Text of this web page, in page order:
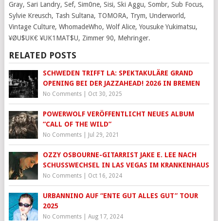
Gray, Sari Landry, Sef, Sim0ne, Sisi, Ski Aggu, Sombr, Sub Focus,
Sylvie Kreusch, Tash Sultana, TOMORA, Trym, Underworld,
Vintage Culture, WhomadeWho, Wolf Alice, Yousuke Yukimatsu,
¥ØU$UK€ ¥UK1MAT$U, Zimmer 90, Mehringer.
RELATED POSTS
SCHWEDEN TRIFFT LA: SPEKTAKULÄRE GRAND
OPENING BEI DER JAZZAHEAD! 2026 IN BREMEN
No Comments| Oct 30, 2025
POWERWOLF VERÖFFENTLICHT NEUES ALBUM
“CALL OF THE WILD”
No Comments| Jul 29, 2021
OZZY OSBOURNE-GITARRIST JAKE E. LEE NACH
SCHUSSWECHSEL IN LAS VEGAS IM KRANKENHAUS
No Comments| Oct 16, 2024
URBANNINO AUF “ENTE GUT ALLES GUT” TOUR
2025
No Comments| Aug 17, 2024